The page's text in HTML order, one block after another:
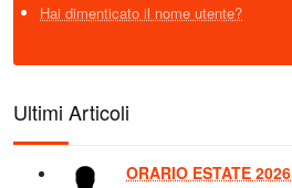
Hai dimenticato il nome utente?
Ultimi Articoli
ORARIO ESTATE 2026